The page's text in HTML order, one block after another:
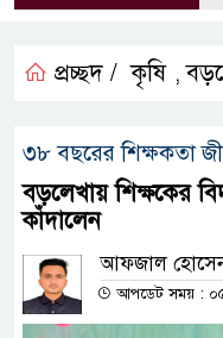
প্রচ্ছদ / কৃষি ,
৩৮ বছরের শিক্ষকতা
বড়লেখায় শিক্ষকের
কাঁদালেন
আফজাল হোসেন
আপডেট সময় :